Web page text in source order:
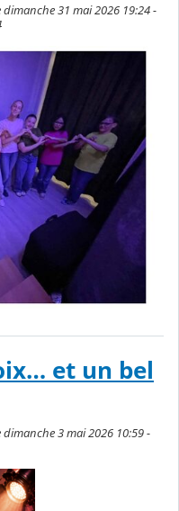
dimanche 31 mai 2026 19:24 -
et un bel
dimanche 3 mai 2026 10:59 -